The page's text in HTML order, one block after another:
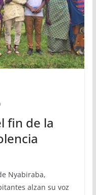
fin de la
Nyabiraba,
alzan su voz